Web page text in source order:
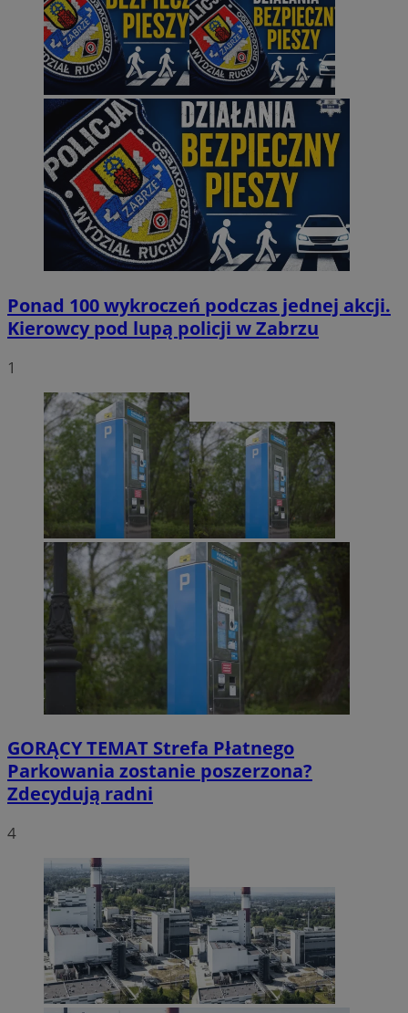
Ponad 100 wykroczeń podczas jednej akcji.
Kierowcy pod lupą policji w Zabrzu
1
GORĄCY TEMAT Strefa Płatnego
Parkowania zostanie poszerzona?
Zdecydują radni
4